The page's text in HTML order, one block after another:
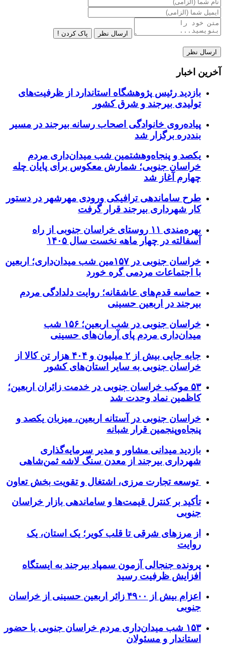
ارسال نظر پاک کردن !
آخرین اخبار
بازدید رئیس پژوهشگاه استاندارد از ظرفیت‌های
تولیدی بیرجند و شرق کشور
پیاده‌روی خانوادگی اصحاب رسانه بیرجند در مسیر
بنددره برگزار شد
یکصد و پنجاه‌وهشتمین شب میدان‌داری مردم
خراسان جنوبی؛ شمارش معکوس برای پایان چله
چهارم آغاز شد
طرح ساماندهی ترافیکی ورودی مهرشهر در دستور
کار شهرداری بیرجند قرار گرفت
بهره‌مندی ۱۱ روستای خراسان جنوبی از راه
آسفالته در چهار ماهه نخست سال ۱۴۰۵
خراسان جنوبی در ۱۵۷مین شب میدان‌داری؛ اربعین
با اجتماعات مردمی گره خورد
حماسه قدم‌های عاشقانه؛ روایت دلدادگی مردم
بیرجند در اربعین حسینی
خراسان جنوبی در شب اربعین؛ ۱۵۶ شب
میدان‌داری مردم پای آرمان‌های حسینی
جابه جایی بیش از ۲ میلیون و ۴۰۴ هزار تن کالا از
خراسان جنوبی به سایر استان‌های کشور
۵۳ موکب خراسان جنوبی در خدمت زائران اربعین؛
کاظمین نماد وحدت شد
خراسان جنوبی در آستانه اربعین، میزبان یکصد و
پنجاه‌وپنجمین قرار شبانه
بازدید میدانی مشاور و مدیر سرمایه‌گذاری
شهرداری بیرجند از معدن سنگ لاشه ثمن‌شاهی
توسعه تجارت مرزی، اشتغال و تقویت بخش تعاون
تأکید بر کنترل قیمت‌ها و ساماندهی بازار خراسان
جنوبی
از مرزهای شرقی تا قلب کویر؛ یک استان، یک
روایت
پرونده جنجالی آزمون سمپاد بیرجند به ایستگاه
افزایش ظرفیت رسید
اعزام بیش از ۴۹۰۰ زائر اربعین حسینی از خراسان
جنوبی
۱۵۳ شب میدان‌داری مردم خراسان جنوبی با حضور
استاندار و مسئولان